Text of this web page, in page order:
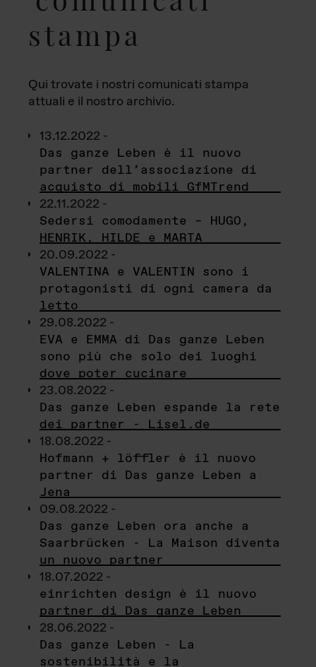
stampa
Qui trovate i nostri comunicati stampa
attuali e il nostro archivio.
13.12.2022 -
Das ganze Leben è il nuovo
partner dell’associazione di
acquisto di mobili GfMTrend
22.11.2022 -
Sedersi comodamente – HUGO,
HENRIK, HILDE e MARTA
20.09.2022 -
VALENTINA e VALENTIN sono i
protagonisti di ogni camera da
letto
29.08.2022 -
EVA e EMMA di Das ganze Leben
sono più che solo dei luoghi
dove poter cucinare
23.08.2022 -
Das ganze Leben espande la rete
dei partner - Lisel.de
18.08.2022 -
Hofmann + löffler è il nuovo
partner di Das ganze Leben a
Jena
09.08.2022 -
Das ganze Leben ora anche a
Saarbrücken - La Maison diventa
un nuovo partner
18.07.2022 -
einrichten design è il nuovo
partner di Das ganze Leben
28.06.2022 -
Das ganze Leben - La
sostenibilità e la